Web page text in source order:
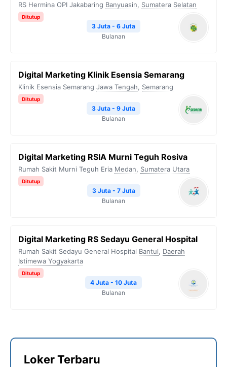
RS Hermina OPI Jakabaring Banyuasin, Sumatera Selatan
Ditutup
3 Juta - 6 Juta
Bulanan
Digital Marketing Klinik Esensia Semarang
Klinik Esensia Semarang Jawa Tengah, Semarang
Ditutup
3 Juta - 9 Juta
Bulanan
Digital Marketing RSIA Murni Teguh Rosiva
Rumah Sakit Murni Teguh Eria Medan, Sumatera Utara
Ditutup
3 Juta - 7 Juta
Bulanan
Digital Marketing RS Sedayu General Hospital
Rumah Sakit Sedayu General Hospital Bantul, Daerah
Istimewa Yogyakarta
Ditutup
4 Juta - 10 Juta
Bulanan
Loker Terbaru